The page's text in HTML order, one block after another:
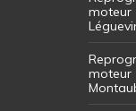
moteur
moteur